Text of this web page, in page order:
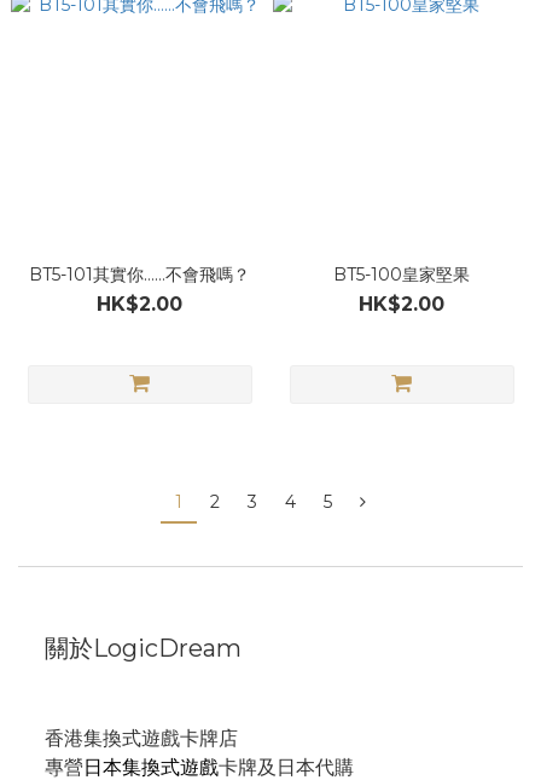
BT5-101其實你……不會飛嗎？
HK$2.00
BT5-100皇家堅果
HK$2.00
1 2 3 4 5
關於LogicDream
香港集換式遊戲卡牌店
專營日本集換式遊戲卡牌及日本代購